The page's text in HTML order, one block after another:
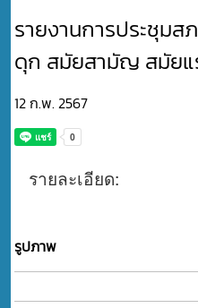
รายงานการประชุมส
ดุก สมัยสามัญ สมัยแ
12 ก.พ. 2567
รายละเอียด:
รูปภาพ